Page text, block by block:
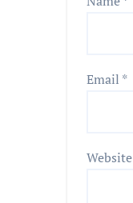
Email *
Website